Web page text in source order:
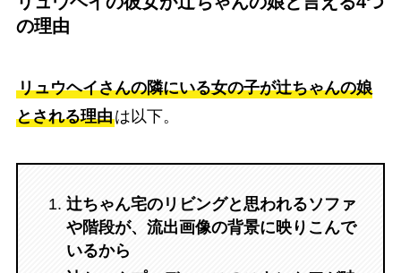
の理由
リュウヘイさんの隣にいる女の子が辻ちゃんの娘
とされる理由は以下。
辻ちゃん宅のリビングと思われるソファ
や階段が、流出画像の背景に映りこんで
いるから